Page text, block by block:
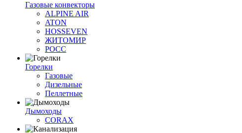
Газовые конвекторы
ALPINE AIR
ATON
HOSSEVEN
ЖИТОМИР
РОСС
Горелки
Газовые
Дизельные
Пеллетные
Дымоходы
CORAX